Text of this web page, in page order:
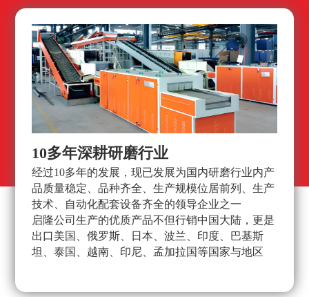
10多年深耕研磨行业
经过10多年的发展，现已发展为国内研磨行业内产
品质量稳定、品种齐全、生产规模位居前列、生产
技术、自动化配套设备齐全的领导企业之一
启隆公司生产的优质产品不但行销中国大陆，更是
出口美国、俄罗斯、日本、波兰、印度、巴基斯
坦、泰国、越南、印尼、孟加拉国等国家与地区
高